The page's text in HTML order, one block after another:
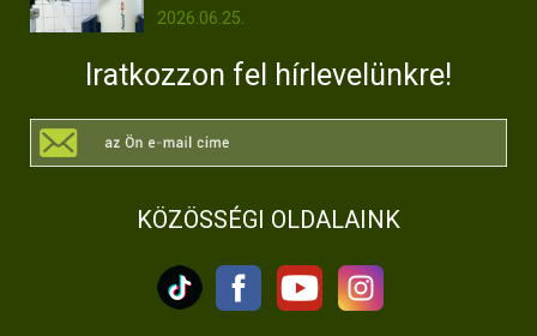
2026.06.25.
Iratkozzon fel hírlevelünkre!
KÖZÖSSÉGI OLDALAINK